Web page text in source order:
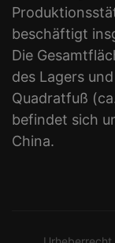
beschäftigt
Die
des Lagers
Quadratfuß
befindet sich
China.